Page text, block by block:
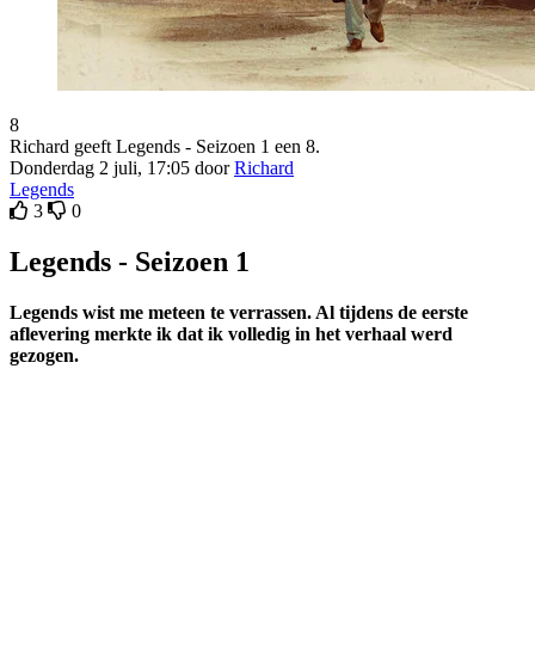
8
Richard geeft Legends - Seizoen 1 een 8.
Donderdag 2 juli, 17:05 doorRichard
Legends
3
0
Legends - Seizoen 1
Legends wist me meteen te verrassen. Al tijdens de eerste
aflevering merkte ik dat ik volledig in het verhaal werd
gezogen.